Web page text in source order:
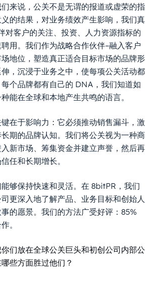
们来说，公关不是无谓的报道或虚荣的指
的结果，对业务绩效产生影响，我们真
对客户的关注、投资、人力资源指标的
用。我们作为战略合作伙伴–融入客户
地位，塑造真正适合目标市场的品牌形
，沉浸于业务之中，使每项公关活动都
个品牌都有自己的 DNA，我们知道如
能在全球和本地产生共鸣的语言。
在于影响力：它必须推动销售漏斗，激
期的品牌认知。我们将公关视为一种商
新市场、筹集资金并建立声誉，然后再
任和长期增长。
够保持快速和灵活。在 8bitPR，我们
更深入地了解产品、业务目标和创始人
的愿景。我们的方法广受好评：85%
。
们放在全球公关巨头和初创公司内部公
些方面胜过他们？